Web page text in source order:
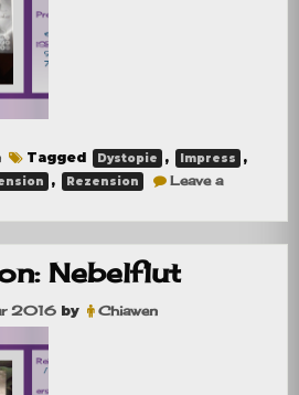
Tagged Dystopie , Impress ,
, Rezension
Leave a
Nebelflut
2016 by Chiawen